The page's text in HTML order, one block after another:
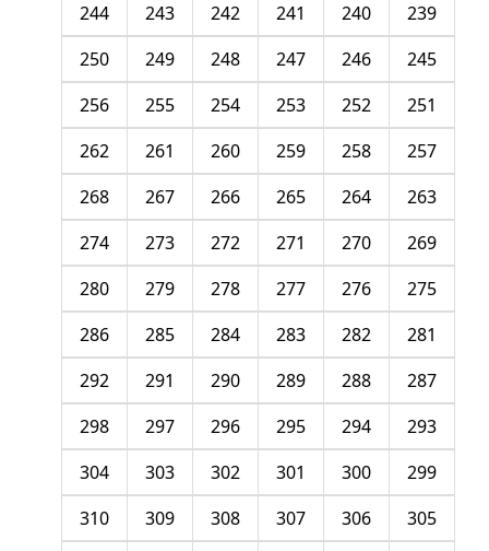
239
240
241
242
243
244
245
246
247
248
249
250
251
252
253
254
255
256
257
258
259
260
261
262
263
264
265
266
267
268
269
270
271
272
273
274
275
276
277
278
279
280
281
282
283
284
285
286
287
288
289
290
291
292
293
294
295
296
297
298
299
300
301
302
303
304
305
306
307
308
309
310